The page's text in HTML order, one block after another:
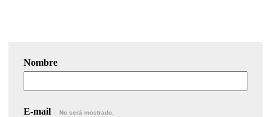
Nombre
E-mail No será mostrado.